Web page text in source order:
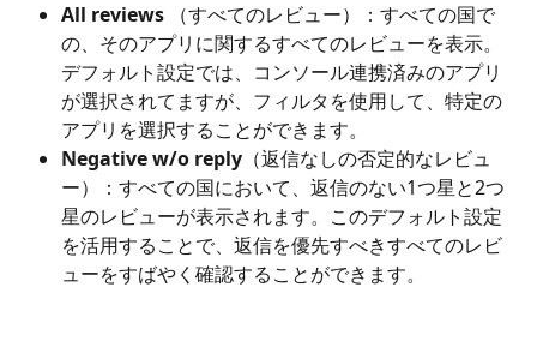
All reviews
（すべてのレビュー）：すべての国で
の、そのアプリに関するすべてのレビューを表示。
デフォルト設定では、コンソール連携済みのアプリ
が選択されてますが、フィルタを使用して、特定の
アプリを選択することができます。
Negative w/o reply （返信なしの否定的なレビュ
ー）：すべての国において、返信のない1つ星と2つ
星のレビューが表示されます。このデフォルト設定
を活用することで、返信を優先すべきすべてのレビ
ューをすばやく確認することができます。